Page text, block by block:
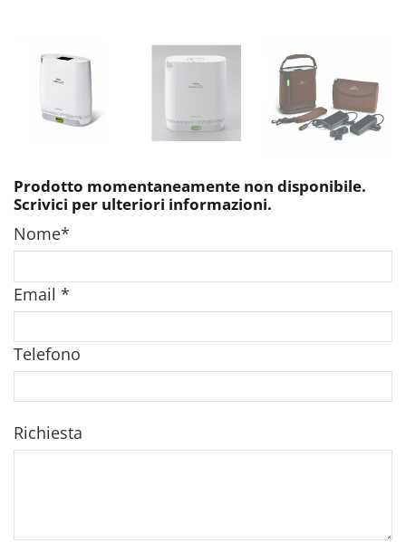
Prodotto momentaneamente non disponibile.
Scrivici per ulteriori informazioni.
Nome*
Email *
Telefono
Richiesta